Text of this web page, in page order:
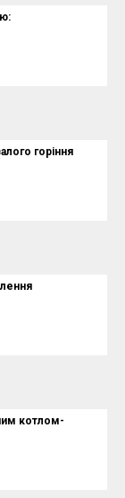
горіння
котлом-